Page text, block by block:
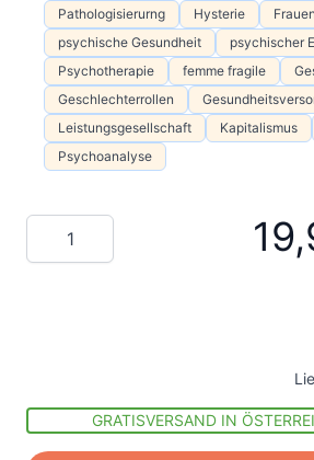
Pathologisierurng Hysterie Frauen
psychische Gesundheit
psychischer
Psychotherapie
femme fragile
Geschlechterrollen
Leistungsgesellschaft
Kapitalismus
Psychoanalyse
Menge
GRATISVERSAND IN